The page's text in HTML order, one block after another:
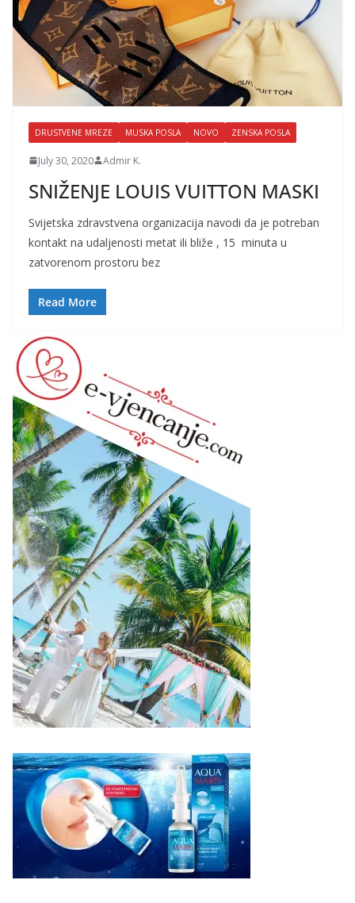
DRUSTVENE MREZE MUSKA POSLA NOVO ZENSKA POSLA
July 30, 2020 Admir K.
SNIŽENJE LOUIS VUITTON MASKI
Svijetska zdravstvena organizacija navodi da je potreban
kontakt na udaljenosti metat ili bliže , 15 minuta u
zatvorenom prostoru bez
Read More